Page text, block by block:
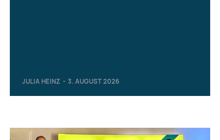
JULIA HEINZ - 3. AUGUST 2026